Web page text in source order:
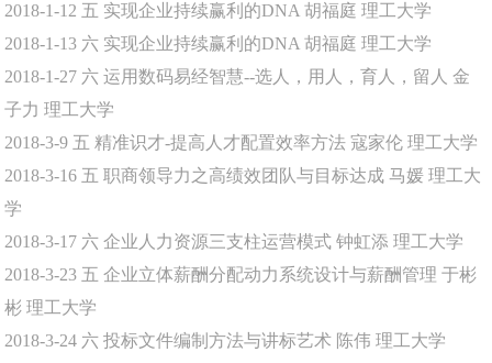
2018-1-12 五 实现企业持续赢利的DNA 胡福庭 理工大学
2018-1-13 六 实现企业持续赢利的DNA 胡福庭 理工大学
2018-1-27 六 运用数码易经智慧--选人，用人，育人，留人 金
子力 理工大学
2018-3-9 五 精准识才-提高人才配置效率方法 寇家伦 理工大学
2018-3-16 五 职商领导力之高绩效团队与目标达成 马媛 理工大
学
2018-3-17 六 企业人力资源三支柱运营模式 钟虹添理工大学
2018-3-23 五 企业立体薪酬分配动力系统设计与薪酬管理 于彬
彬 理工大学
2018-3-24 六 投标文件编制方法与讲标艺术 陈伟 理工大学